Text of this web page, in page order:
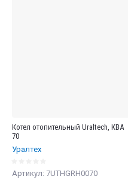
Котел отопительный Uraltech, КВА
70
Уралтех
Артикул: 7UTHGRH0070